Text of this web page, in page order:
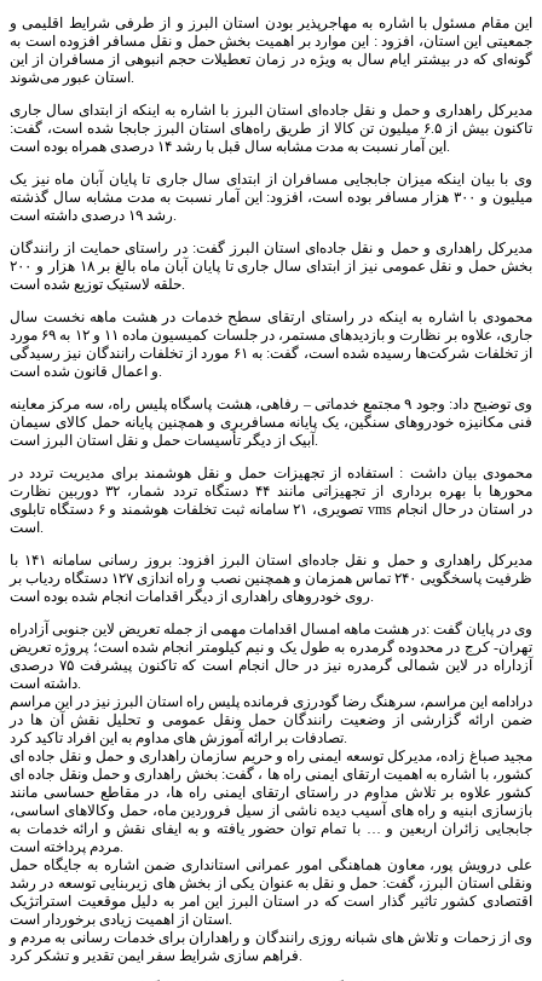
این مقام مسئول با اشاره به مهاجرپذیر بودن استان البرز و از طرفی شرایط اقلیمی و
جمعیتی این استان، افزود : این موارد بر اهمیت بخش حمل و نقل مسافر افزوده است به
گونه‌ای که در بیشتر ایام سال به ویژه در زمان تعطیلات حجم انبوهی از مسافران از این
استان عبور می‌شوند.
مدیرکل راهداری و حمل و نقل جاده‌ای استان البرز با اشاره به اینکه از ابتدای سال جاری
تاکنون بیش از ۶.۵ میلیون تن کالا از طریق راه‌های استان البرز جابجا شده است، گفت:
این آمار نسبت به مدت مشابه سال قبل با رشد ۱۴ درصدی همراه بوده است.
وی با بیان اینکه میزان جابجایی مسافران از ابتدای سال جاری تا پایان آبان ماه نیز یک
میلیون و ۳۰۰ هزار مسافر بوده است، افزود: این آمار نسبت به مدت مشابه سال گذشته
رشد ۱۹ درصدی داشته است.
مدیرکل راهداری و حمل و نقل جاده‌ای استان البرز گفت: در راستای حمایت از رانندگان
بخش حمل و نقل عمومی نیز از ابتدای سال جاری تا پایان آبان ماه بالغ بر ۱۸ هزار و ۲۰۰
حلقه لاستیک توزیع شده است.
محمودی با اشاره به اینکه در راستای ارتقای سطح خدمات در هشت ماهه نخست سال
جاری، علاوه بر نظارت و بازدیدهای مستمر، در جلسات کمیسیون ماده ۱۱ و ۱۲ به ۶۹ مورد
از تخلفات شرکت‌ها رسیده شده است، گفت: به ۶۱ مورد از تخلفات رانندگان نیز رسیدگی
و اعمال قانون شده است.
وی توضیح داد: وجود ۹ مجتمع خدماتی – رفاهی، هشت پاسگاه پلیس راه، سه مرکز معاینه
فنی مکانیزه خودروهای سنگین، یک پایانه مسافربری و همچنین پایانه حمل کالای سیمان
آبیک از دیگر تأسیسات حمل و نقل استان البرز است.
محمودی بیان داشت : استفاده از تجهیزات حمل و نقل هوشمند برای مدیریت تردد در
محورها با بهره برداری از تجهیزاتی مانند ۴۴ دستگاه تردد شمار، ۳۲ دوربین نظارت
تصویری، ۲۱ سامانه ثبت تخلفات هوشمند و ۶ دستگاه تابلوی vms در استان در حال انجام
است.
مدیرکل راهداری و حمل و نقل جاده‌ای استان البرز افزود: بروز رسانی سامانه ۱۴۱ با
ظرفیت پاسخگویی ۲۴۰ تماس همزمان و همچنین نصب و راه اندازی ۱۲۷ دستگاه ردیاب بر
روی خودروهای راهداری از دیگر اقدامات انجام شده بوده است.
وی در پایان گفت :در هشت ماهه امسال اقدامات مهمی از جمله تعریض لاین جنوبی آزادراه
تهران- کرج در محدوده گرمدره به طول یک و نیم کیلومتر انجام شده است؛ پروژه تعریض
آزداراه در لاین شمالی گرمدره نیز در حال انجام است که تاکنون پیشرفت ۷۵ درصدی
داشته است.
درادامه این مراسم، سرهنگ رضا گودرزی فرمانده پلیس راه استان البرز نیز در این مراسم
ضمن ارائه گزارشی از وضعیت رانندگان حمل ونقل عمومی و تحلیل نقش آن ها در
تصادفات بر ارائه آموزش های مداوم به این افراد تاکید کرد.
مجید صباغ زاده، مدیرکل توسعه ایمنی راه و حریم سازمان راهداری و حمل و نقل جاده ای
کشور، با اشاره به اهمیت ارتقای ایمنی راه ها ، گفت: بخش راهداری و حمل ونقل جاده ای
کشور علاوه بر تلاش مداوم در راستای ارتقای ایمنی راه ها، در مقاطع حساسی مانند
بازسازی ابنیه و راه های آسیب دیده ناشی از سیل فروردین ماه، حمل وکالاهای اساسی،
جابجایی زائران اربعین و … با تمام توان حضور یافته و به ایفای نقش و ارائه خدمات به
مردم پرداخته است.
علی درویش پور، معاون هماهنگی امور عمرانی استانداری ضمن اشاره به جایگاه حمل
ونقلی استان البرز، گفت: حمل و نقل به عنوان یکی از بخش های زیربنایی توسعه در رشد
اقتصادی کشور تاثیر گذار است که در استان البرز این امر به دلیل موقعیت استراتژیک
استان از اهمیت زیادی برخوردار است.
وی از زحمات و تلاش های شبانه روزی رانندگان و راهداران برای خدمات رسانی به مردم و
فراهم سازی شرایط سفر ایمن تقدیر و تشکر کرد.